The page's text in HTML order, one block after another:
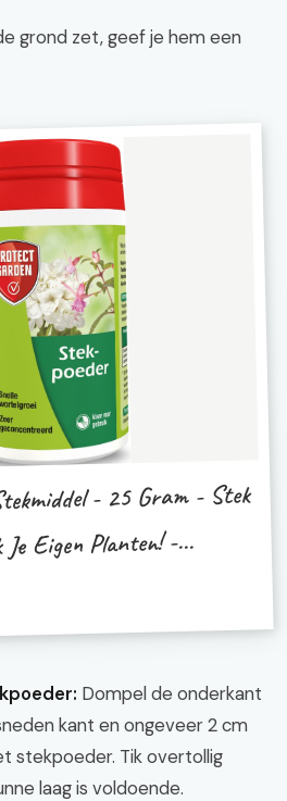
grond zet, geef je hem een
- 25 Gram - Stek
Je Eigen Planten! -...
Dompel de onderkant
kant en ongeveer 2 cm
stekpoeder. Tik overtollig
laag is voldoende.